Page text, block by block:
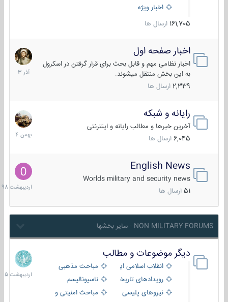
اخبار ویژه
161,705 ارسال ها
اخبار صفحه اول
اخبار نظامی مهم و قابل بحث برای قرار گرفتن در اسکرول
به این بخش منتقل میشوند.
2,339 ارسال ها
7
آذر
1403
رایانه و شبکه
آخرین خبرها و مطالب رایانه و اینترنتی
6,045 ارسال ها
30
بهمن
1404
English News
Worlds military and security news
51 ارسال ها
10
1398
NON-MILITARY FORUMS - سایر بخشها
دیگر موضوعات و مطالب
انقلاب اسلامی ایران
مباحث مذهبی
رویدادهای تاریخی و مذهبیناسیونالیسم
نیروهای پلیسی
مباحث امنیتی و اطلاعاتی
8
1405